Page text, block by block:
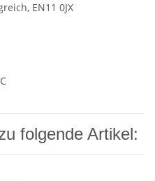
EN11 0JX
folgende Artikel: